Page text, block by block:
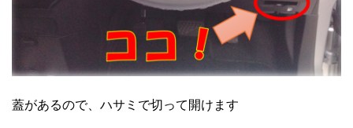
蓋があるので、ハサミで切って開けます